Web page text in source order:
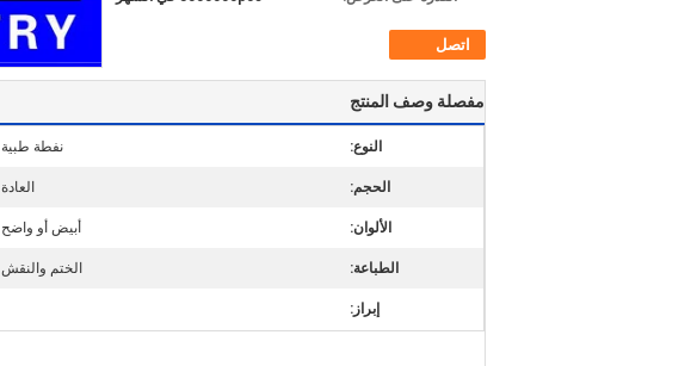
اتصل
مفصلة وصف المنتج
النوع: نفطة طبية
الحجم: العادة
الألوان: أبيض أو واضح
الطباعة: الختم والنقش
إبراز: